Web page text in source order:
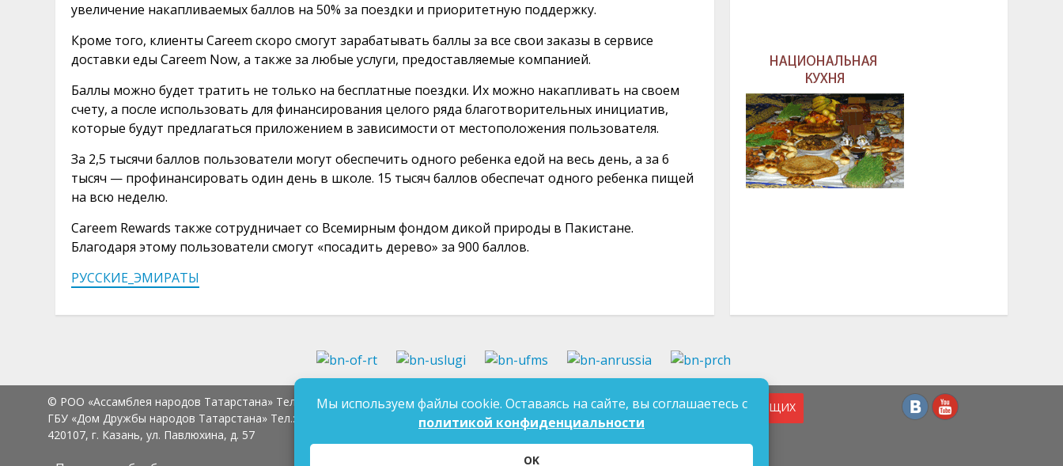
увеличение накапливаемых баллов на 50% за поездки и приоритетную поддержку.
Кроме того, клиенты Careem скоро смогут зарабатывать баллы за все свои заказы в сервисе
доставки еды Careem Now, а также за любые услуги, предоставляемые компанией.
Баллы можно будет тратить не только на бесплатные поездки. Их можно накапливать на своем
счету, а после использовать для финансирования целого ряда благотворительных инициатив,
которые будут предлагаться приложением в зависимости от местоположения пользователя.
За 2,5 тысячи баллов пользователи могут обеспечить одного ребенка едой на весь день, а за 6
тысяч — профинансировать один день в школе. 15 тысяч баллов обеспечат одного ребенка пищей
на всю неделю.
Careem Rewards также сотрудничает со Всемирным фондом дикой природы в Пакистане.
Благодаря этому пользователи смогут «посадить дерево» за 900 баллов.
РУССКИЕ_ЭМИРАТЫ
ДЛЯ СЛАБОВИДЯЩИХ
© РОО «Ассамблея народов Татарстана» Тел.: 8 (843) 237-97-99E-mail:an-tatarstan@yandex.ru
ГБУ «Дом Дружбы народов Татарстана» Тел.:
E-mail:mk.ddn@tatar.ru
420107, г. Казань, ул. Павлюхина, д. 57
Мы используем файлы cookie. Оставаясь на сайте, вы соглашаетесь с
политикой конфиденциальности
OK